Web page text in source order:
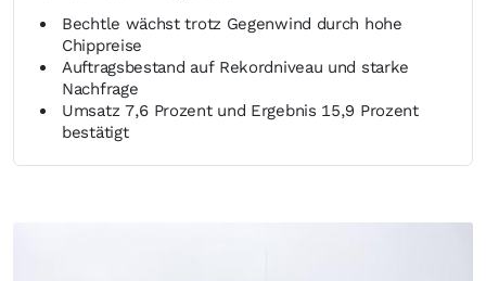
Bechtle wächst trotz Gegenwind durch hohe
Chippreise
Auftragsbestand auf Rekordniveau und starke
Nachfrage
Umsatz 7,6 Prozent und Ergebnis 15,9 Prozent
bestätigt